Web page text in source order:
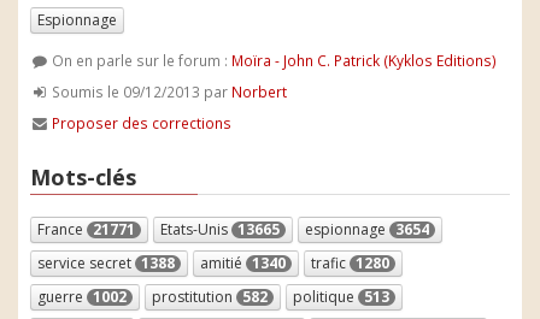
Espionnage
On en parle sur le forum : Moïra - John C. Patrick (Kyklos Editions)
Soumis le 09/12/2013 par Norbert
Proposer des corrections
Mots-clés
France 21771 Etats-Unis 13665 espionnage 3654
service secret 1388 amitié 1340 trafic 1280
guerre 1002 prostitution 582 politique 513